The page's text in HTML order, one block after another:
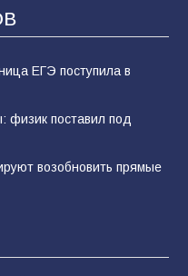
ЕГЭ поступила в
физик поставил под
возобновить прямые